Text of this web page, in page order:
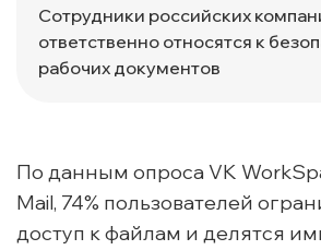
Сотрудники российских
ответственно относятся к
рабочих документов
По данным опроса VK
Mail, 74% пользователей
доступ к файлам и делятся